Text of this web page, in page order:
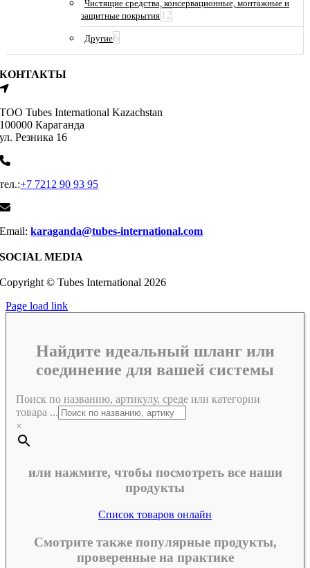
Чистящие средства, консервационные, монтажные и
защитные покрытия 12
Другие6
КОНТАКТЫ
ТОО Tubes International Kazachstan
100000 Караганда
ул. Резника 16
тел.:+7 7212 90 93 95
Email:karaganda@tubes-international.com
SOCIAL MEDIA
Copyright © Tubes International 2026
Page load link
Найдите идеальный шланг или
соединение для вашей системы
Поиск по названию, артикулу, среде или категории
товара ...
×
или нажмите, чтобы посмотреть все наши
продукты
Список товаров онлайн
Смотрите также популярные продукты,
проверенные на практике